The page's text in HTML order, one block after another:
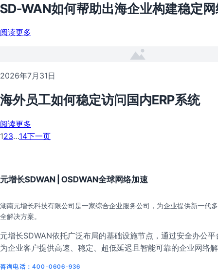
SD-WAN如何帮助出海企业构建稳定
阅读更多
2026年7月31日
海外员工如何稳定访问国内ERP系统
阅读更多
123…14下一页
元增长SDWAN | OSDWAN全球网络加速
湖南元增长科技有限公司是一家综合企业服务公司，为企业提供新一代
全解决方案。
元增长SDWAN依托广泛布局的基础设施节点，通过安全办公
为企业客户提供高速、稳定、超低延迟且智能可靠的企业网络
咨询电话：400-0606-936